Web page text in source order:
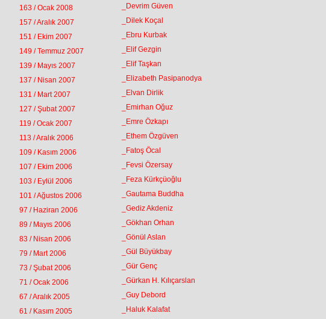
163 / Ocak 2008
157 / Aralık 2007
151 / Ekim 2007
149 / Temmuz 2007
139 / Mayıs 2007
137 / Nisan 2007
131 / Mart 2007
127 / Şubat 2007
119 / Ocak 2007
113 / Aralık 2006
109 / Kasım 2006
107 / Ekim 2006
103 / Eylül 2006
101 / Ağustos 2006
97 / Haziran 2006
89 / Mayıs 2006
83 / Nisan 2006
79 / Mart 2006
73 / Şubat 2006
71 / Ocak 2006
67 / Aralık 2005
61 / Kasım 2005
_Devrim Güven
_Dilek Koçal
_Ebru Kurbak
_Elif Gezgin
_Elif Taşkan
_Elizabeth Pasipanodya
_Elvan Dirlik
_Emirhan Oğuz
_Emre Özkapı
_Ethem Özgüven
_Fatoş Öcal
_Fevsi Özersay
_Feza Kürkçüoğlu
_Gautama Buddha
_Gediz Akdeniz
_Gökhan Orhan
_Gönül Aslan
_Gül Büyükbay
_Gür Genç
_Gürkan H. Kılıçarslan
_Guy Debord
_Haluk Kalafat